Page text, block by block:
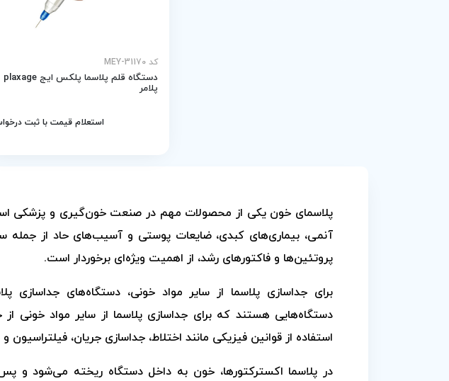
کد MEY-31170
دستگاه قلم پلاسما پلکس ایج plaxage
پلامر
استعلام قیمت با ثبت
پلاسمای خون یکی از محصولات مهم در صنعت خون‌گیری و پزشکی
آنمی، بیماری‌های کبدی، ضایعات پوستی و آسیب‌های حاد از جمله
پروتئین‌ها و فاکتورهای رشد، از اهمیت ویژه‌ای برخوردار است.
برای جداسازی پلاسما از سایر مواد خونی، دستگاه‌های جداسازی
دستگاه‌هایی هستند که برای جداسازی پلاسما از سایر مواد خونی
استفاده از قوانین فیزیکی مانند اختلاط، جداسازی جریان، فیلتراسیون
در پلاسما اکسترکتورها، خون به داخل دستگاه ریخته می‌شود و